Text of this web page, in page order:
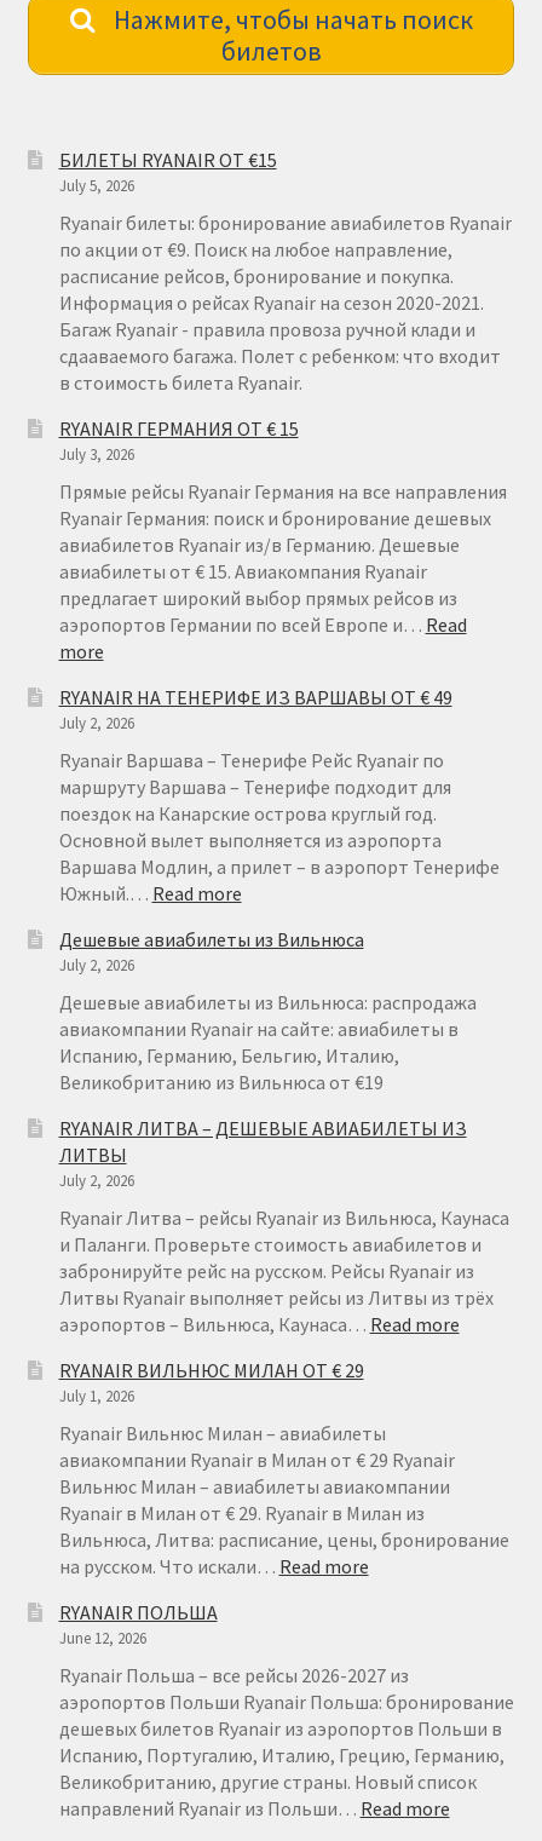
Нажмите, чтобы начать поиск
билетов
БИЛЕТЫ RYANAIR ОТ €15
July 5, 2026
Ryanair билеты: бронирование авиабилетов Ryanair
по акции от €9. Поиск на любое направление,
расписание рейсов, бронирование и покупка.
Информация о рейсах Ryanair на сезон 2020-2021.
Багаж Ryanair - правила провоза ручной клади и
сдааваемого багажа. Полет с ребенком: что входит
в стоимость билета Ryanair.
RYANAIR ГЕРМАНИЯ ОТ € 15
July 3, 2026
Прямые рейсы Ryanair Германия на все направления
Ryanair Германия: поиск и бронирование дешевых
авиабилетов Ryanair из/в Германию. Дешевые
авиабилеты от € 15. Авиакомпания Ryanair
предлагает широкий выбор прямых рейсов из
аэропортов Германии по всей Европе и… Read
more:
ГЕРМАНИЯ
ОТ
€
15
RYANAIR НА ТЕНЕРИФЕ ИЗ ВАРШАВЫ ОТ € 49
July 2, 2026
Ryanair Варшава – Тенерифе Рейс Ryanair по
маршруту Варшава – Тенерифе подходит для
поездок на Канарские острова круглый год.
Основной вылет выполняется из аэропорта
Варшава Модлин, а прилет – в аэропорт Тенерифе
Южный.… Read more:
НА
ИЗ
ВАРШАВЫ
ОТ
€
Дешевые авиабилеты из Вильнюса
July 2, 2026
Дешевые авиабилеты из Вильнюса: распродажа
авиакомпании Ryanair на сайте: авиабилеты в
Испанию, Германию, Бельгию, Италию,
Великобританию из Вильнюса от €19
RYANAIR ЛИТВА – ДЕШЕВЫЕ АВИАБИЛЕТЫ ИЗ
ЛИТВЫ
July 2, 2026
Ryanair Литва – рейсы Ryanair из Вильнюса, Каунаса
и Паланги. Проверьте стоимость авиабилетов и
забронируйте рейс на русском. Рейсы Ryanair из
Литвы Ryanair выполняет рейсы из Литвы из трёх
аэропортов – Вильнюса, Каунаса… Read more:
RYANAIR ВИЛЬНЮС МИЛАН ОТ € 29
July 1, 2026
Ryanair Вильнюс Милан – авиабилеты
авиакомпании Ryanair в Милан от € 29 Ryanair
Вильнюс Милан – авиабилеты авиакомпании
Ryanair в Милан от € 29. Ryanair в Милан из
Вильнюса, Литва: расписание, цены, бронирование
на русском. Что искали… Read more:
ОТ
€
29
RYANAIR ПОЛЬША
June 12, 2026
Ryanair Польша – все рейсы 2026-2027 из
аэропортов Польши Ryanair Польша: бронирование
дешевых билетов Ryanair из аэропортов Польши в
Испанию, Португалию, Италию, Грецию, Германию,
Великобританию, другие страны. Новый список
направлений Ryanair из Польши… Read more: